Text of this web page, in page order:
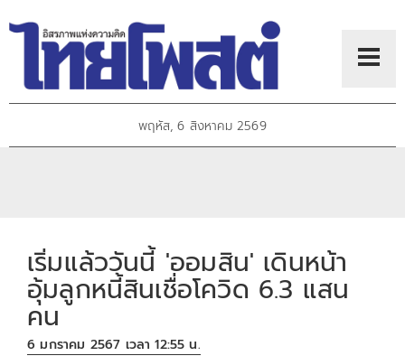
พฤหัส, 6 สิงหาคม 2569
เริ่มแล้ววันนี้ 'ออมสิน' เดินหน้า
อุ้มลูกหนี้สินเชื่อโควิด 6.3 แสน
คน
6 มกราคม 2567 เวลา 12:55 น.